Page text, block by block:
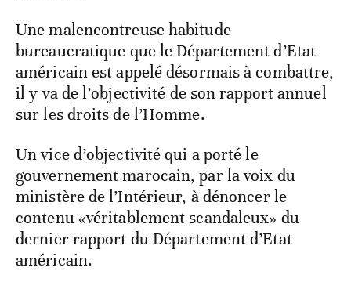
Une malencontreuse habitude
bureaucratique que le Département d’Etat
américain est appelé désormais à combattre,
il y va de l’objectivité de son rapport annuel
sur les droits de l’Homme.
Un vice d’objectivité qui a porté le
gouvernement marocain, par la voix du
ministère de l’Intérieur, à dénoncer le
contenu «véritablement scandaleux» du
dernier rapport du Département d’Etat
américain.